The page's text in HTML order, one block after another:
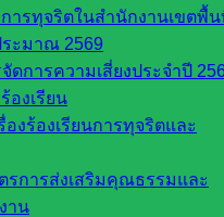
การทุจริตในสำนักงานเขตพื้
ะมาณ 2569
ดการความเสี่ยงประจำปี
องเรียน
งร้องเรียนการทุจริตและ
รการส่งเสริมคุณธรรมและ
าน